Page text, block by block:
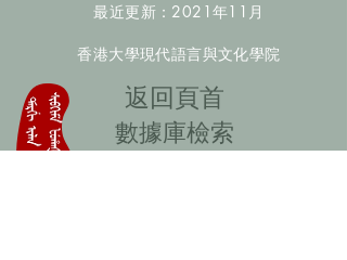
最近更新：2021年11月
香港大學現代語言與文化學院
​返回頁首
數據庫檢索